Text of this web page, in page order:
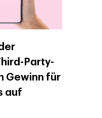
Party-
Gewinn für
auf
Marketing